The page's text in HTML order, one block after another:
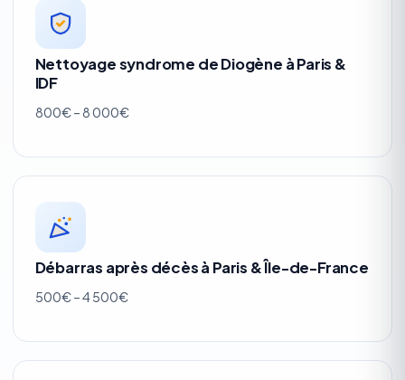
Nettoyage syndrome de Diogène à Paris &
IDF
800€ – 8 000€
Débarras après décès à Paris & Île-de-France
500€ – 4 500€